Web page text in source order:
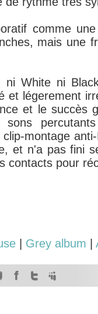
comme
mais une
ni White ni
et légerement
et le succès
montage
et n'a pas fini
contacts pour
Grey album